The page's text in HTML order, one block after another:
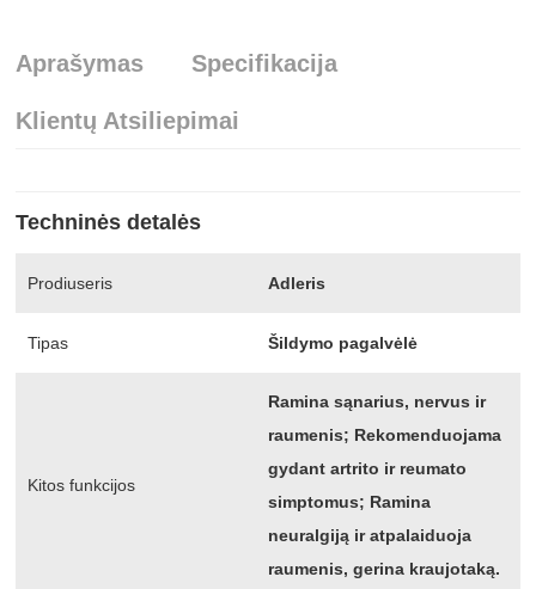
Aprašymas Specifikacija
Klientų Atsiliepimai
Techninės detalės
Prodiuseris Adleris
Tipas Šildymo pagalvėlė
Kitos funkcijos
Ramina sąnarius, nervus ir
raumenis; Rekomenduojama
gydant artrito ir reumato
simptomus; Ramina
neuralgiją ir atpalaiduoja
raumenis, gerina kraujotaką.